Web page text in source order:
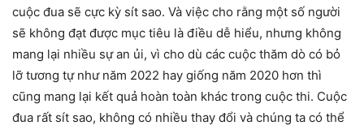
cuộc đua sẽ cực kỳ sít sao. Và việc cho rằng một số người
sẽ không đạt được mục tiêu là điều dễ hiểu, nhưng không
mang lại nhiều sự an ủi, vì cho dù các cuộc thăm dò có bỏ
lỡ tương tự như năm 2022 hay giống năm 2020 hơn thì
cũng mang lại kết quả hoàn toàn khác trong cuộc thi. Cuộc
đua rất sít sao, không có nhiều thay đổi và chúng ta có thể